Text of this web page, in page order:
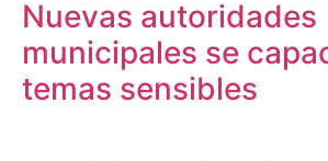
Nuevas autoridades
municipales se
temas sensibles